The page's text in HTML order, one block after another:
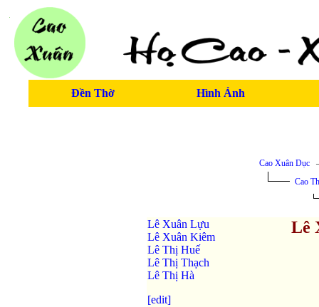
Đền Thờ Hình Ảnh
Cao Xuân Dục
Cao
Lê Xuân Lựu
Lê Xuân Kiêm
Lê Thị Huế
Lê Thị Thạch
Lê Thị Hà
[edit]
Lê